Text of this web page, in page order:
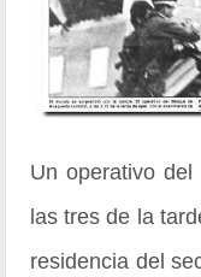
Un operativo
las tres de la
residencia del